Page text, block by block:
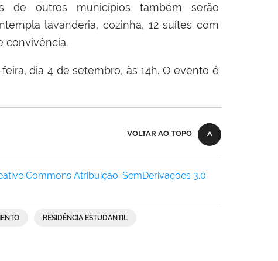
de outros municípios também serão
lavanderia,cozinha, 12 suítes com
convivência.
dia 4 de setembro, às 14h. O evento é
VOLTAR AO TOPO
Commons Atribuição-SemDerivações 3.0
RESIDÊNCIA ESTUDANTIL